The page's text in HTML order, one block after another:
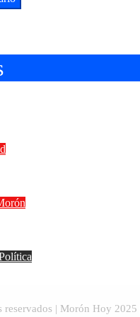
reservados | Morón Hoy 2025